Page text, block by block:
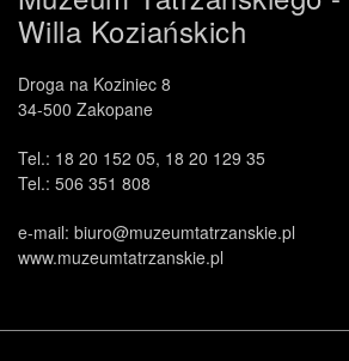
Willa Koziańskich
Droga na Koziniec 8
34-500 Zakopane
Tel.: 18 20 152 05, 18 20 129 35
Tel.: 506 351 808
e-mail: biuro@muzeumtatrzanskie.pl
www.muzeumtatrzanskie.pl